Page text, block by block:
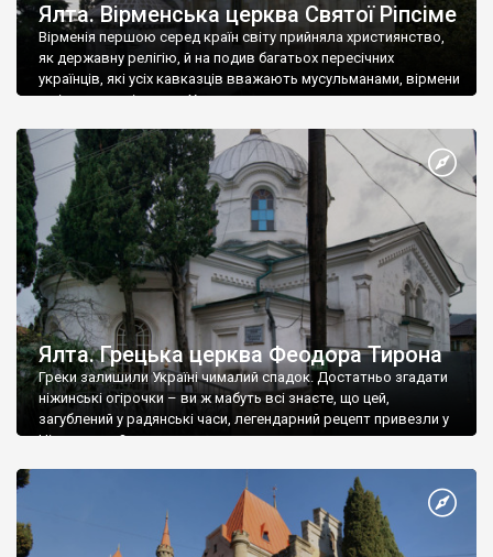
Ялта. Вірменська церква Святої Ріпсіме
Вірменія першою серед країн світу прийняла християнство,
як державну релігію, й на подив багатьох пересічних
українців, які усіх кавказців вважають мусульманами, вірмени
є відданими вірянами Христа
Ялта. Грецька церква Феодора Тирона
Греки залишили Україні чималий спадок. Достатньо згадати
ніжинські огірочки – ви ж мабуть всі знаєте, що цей,
загублений у радянські часи, легендарний рецепт привезли у
Ніжин греки?